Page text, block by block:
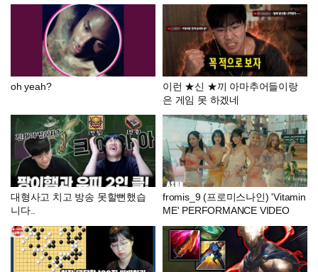
oh yeah?
이런 ★신 ★끼 아마추어들이랑
은 게임 못 하겠네
대형사고 치고 방송 못할뻔했습
니다..
fromis_9 (프로미스나인) 'Vitamin
ME' PERFORMANCE VIDEO